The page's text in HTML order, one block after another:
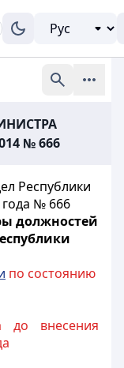
№ 666
Республики
года № 666
должностей
по состоянию
до внесения